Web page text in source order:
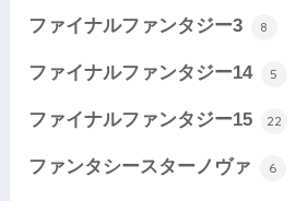
ファイナルファンタジー3 8
ファイナルファンタジー14 5
ファイナルファンタジー15 22
ファンタシースターノヴァ 6